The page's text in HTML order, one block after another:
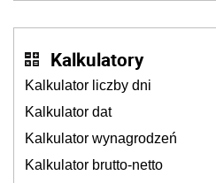
Kalkulatory
Kalkulator liczby dni
Kalkulator dat
Kalkulator wynagrodzeń
Kalkulator brutto-netto